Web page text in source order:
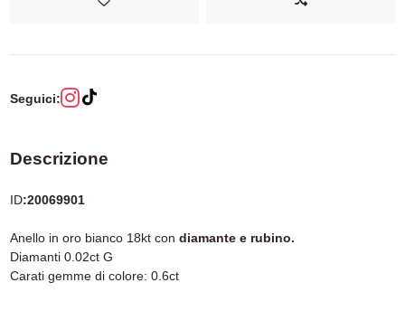
Seguici:
Descrizione
ID:20069901
Anello in oro bianco 18kt con diamante e rubino.
Diamanti 0.02ct G
Carati gemme di colore: 0.6ct